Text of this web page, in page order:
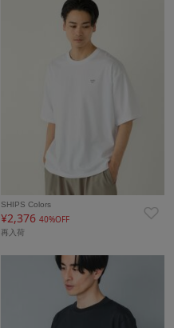
SHIPS Colors
¥2,37640%OFF
再入荷